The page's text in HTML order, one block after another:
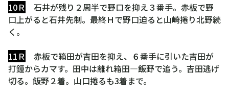
10Ｒ
石井が残り２周半で野口を抑え３番手。赤板で野
口上がると石井先制。最終Ｈで野口迫ると山崎捲り北野続
く。
11Ｒ
赤板で箱田が吉田を抑え、６番手に引いた吉田が
打鐘からカマす。田中は離れ箱田―飯野で追う。吉田逃げ
切る。飯野２着。山口捲るも3着まで。